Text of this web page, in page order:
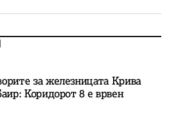
обидуваат да ја турнат
за железницата Крива
Коридорот 8 е врвен